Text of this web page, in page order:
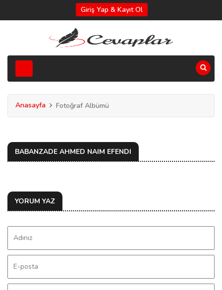
Giriş Yap & Kayıt Ol
Anasayfa Fotoğraf Albümü
BABANZADE AHMED NAIM EFENDI
YORUM YAZ